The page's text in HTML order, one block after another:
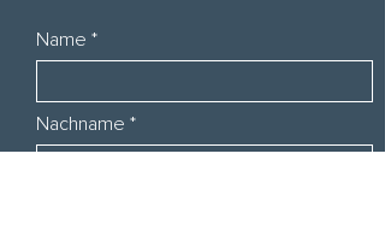
Name
Nachname